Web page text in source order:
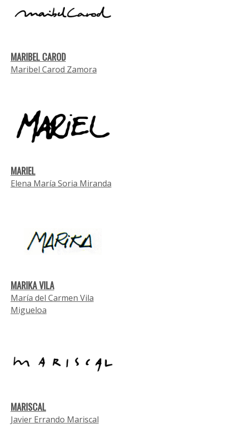
MARIBEL CAROD
Maribel Carod Zamora
MARIEL
Elena María Soria Miranda
MARIKA VILA
María del Carmen Vila
Migueloa
MARISCAL
Javier Errando Mariscal